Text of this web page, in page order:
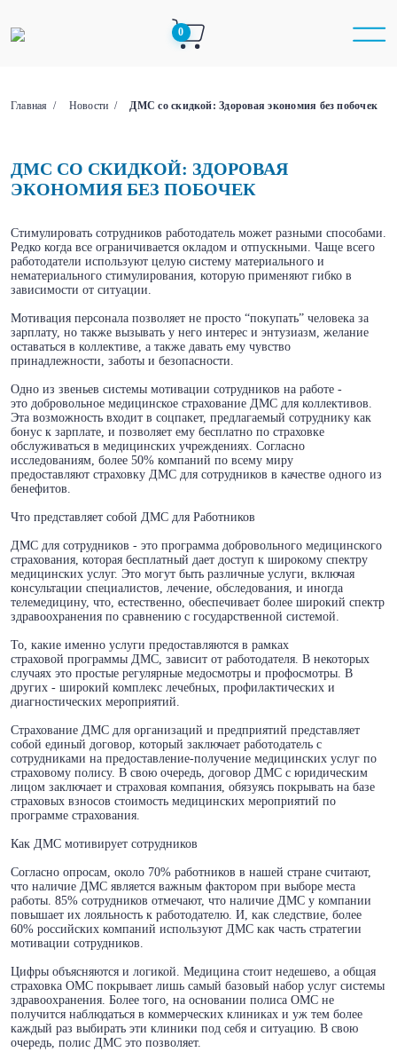
0
Главная Новости ДМС со скидкой: Здоровая экономия без побочек
ДМС СО СКИДКОЙ: ЗДОРОВАЯ
ЭКОНОМИЯ БЕЗ ПОБОЧЕК
Стимулировать сотрудников работодатель может разными способами.
Редко когда все ограничивается окладом и отпускными. Чаще всего
работодатели используют целую систему материального и
нематериального стимулирования, которую применяют гибко в
зависимости от ситуации.
Мотивация персонала позволяет не просто “покупать” человека за
зарплату, но также вызывать у него интерес и энтузиазм, желание
оставаться в коллективе, а также давать ему чувство
принадлежности, заботы и безопасности.
Одно из звеньев системы мотивации сотрудников на работе -
это добровольное медицинское страхование ДМС для коллективов.
Эта возможность входит в соцпакет, предлагаемый сотруднику как
бонус к зарплате, и позволяет ему бесплатно по страховке
обслуживаться в медицинских учреждениях. Согласно
исследованиям, более 50% компаний по всему миру
предоставляют страховку ДМС для сотрудников в качестве одного из
бенефитов.
Что представляет собой ДМС для Работников
ДМС для сотрудников - это программа добровольного медицинского
страхования, которая бесплатный дает доступ к широкому спектру
медицинских услуг. Это могут быть различные услуги, включая
консультации специалистов, лечение, обследования, и иногда
телемедицину, что, естественно, обеспечивает более широкий спектр
здравоохранения по сравнению с государственной системой.
То, какие именно услуги предоставляются в рамках
страховой программы ДМС, зависит от работодателя. В некоторых
случаях это простые регулярные медосмотры и профосмотры. В
других - широкий комплекс лечебных, профилактических и
диагностических мероприятий.
Страхование ДМС для организаций и предприятий представляет
собой единый договор, который заключает работодатель с
сотрудниками на предоставление-получение медицинских услуг по
страховому полису. В свою очередь, договор ДМС с юридическим
лицом заключает и страховая компания, обязуясь покрывать на базе
страховых взносов стоимость медицинских мероприятий по
программе страхования.
Как ДМС мотивирует сотрудников
Согласно опросам, около 70% работников в нашей стране считают,
что наличие ДМС является важным фактором при выборе места
работы. 85% сотрудников отмечают, что наличие ДМС у компании
повышает их лояльность к работодателю. И, как следствие, более
60% российских компаний используют ДМС как часть стратегии
мотивации сотрудников.
Цифры объясняются и логикой. Медицина стоит недешево, а общая
страховка ОМС покрывает лишь самый базовый набор услуг системы
здравоохранения. Более того, на основании полиса ОМС не
получится наблюдаться в коммерческих клиниках и уж тем более
каждый раз выбирать эти клиники под себя и ситуацию. В свою
очередь, полис ДМС это позволяет.